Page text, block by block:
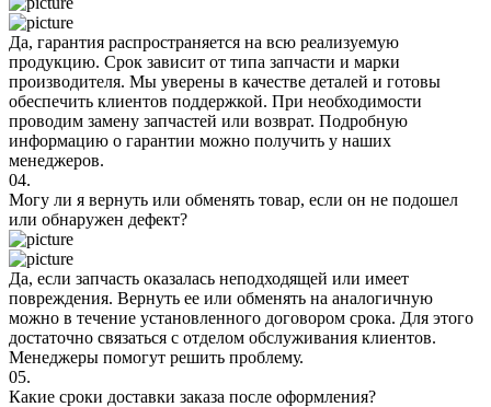
Да, гарантия распространяется на всю реализуемую
продукцию. Срок зависит от типа запчасти и марки
производителя. Мы уверены в качестве деталей и готовы
обеспечить клиентов поддержкой. При необходимости
проводим замену запчастей или возврат. Подробную
информацию о гарантии можно получить у наших
менеджеров.
04.
Могу ли я вернуть или обменять товар, если он не подошел
или обнаружен дефект?
Да, если запчасть оказалась неподходящей или имеет
повреждения. Вернуть ее или обменять на аналогичную
можно в течение установленного договором срока. Для этого
достаточно связаться с отделом обслуживания клиентов.
Менеджеры помогут решить проблему.
05.
Какие сроки доставки заказа после оформления?